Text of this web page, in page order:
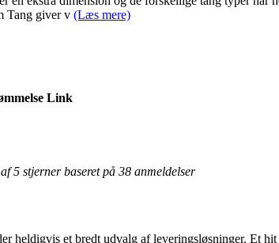
Tang giver v (Læs mere)
Link
5 stjerner baseret på 38 anmeldelser
heldigvis et bredt udvalg af leveringsløsninger. Et